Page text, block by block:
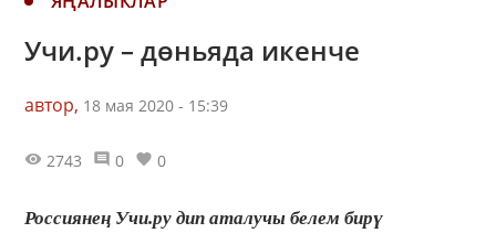
Учи.ру – дөньяда икенче
автор, 18 мая 2020 - 15:39
2743 0 0
Россиянең Учи.ру дип аталучы белем бирү